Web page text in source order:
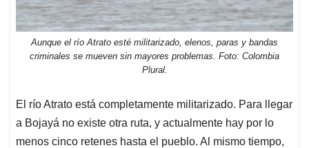
Aunque el río Atrato esté militarizado, elenos, paras y bandas
criminales se mueven sin mayores problemas. Foto: Colombia
Plural.
El río Atrato está completamente militarizado. Para llegar
a Bojayá no existe otra ruta, y actualmente hay por lo
menos cinco retenes hasta el pueblo. Al mismo tiempo,